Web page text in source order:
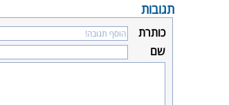
תגובות
כותרת
שם